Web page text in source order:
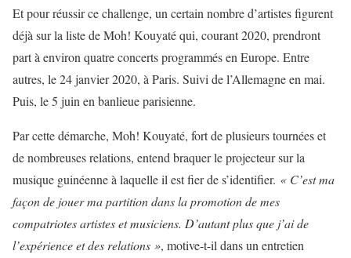
Et pour réussir ce challenge, un certain nombre d’artistes figurent
déjà sur la liste de Moh! Kouyaté qui, courant 2020, prendront
part à environ quatre concerts programmés en Europe. Entre
autres, le 24 janvier 2020, à Paris. Suivi de l’Allemagne en mai.
Puis, le 5 juin en banlieue parisienne.
Par cette démarche, Moh! Kouyaté, fort de plusieurs tournées et
de nombreuses relations, entend braquer le projecteur sur la
musique guinéenne à laquelle il est fier de s’identifier. « C’est ma
façon de jouer ma partition dans la promotion de mes
compatriotes artistes et musiciens. D’autant plus que j’ai de
l’expérience et des relations », motive-t-il dans un entretien